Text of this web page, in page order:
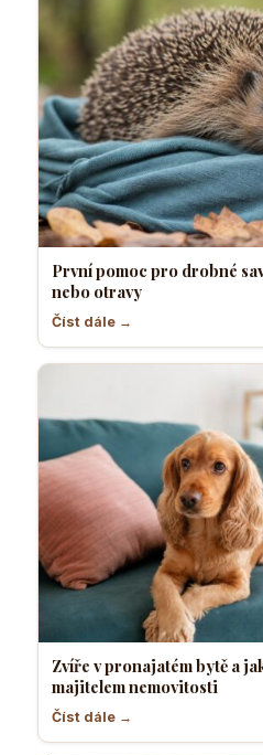
První pomoc pro drobné
nebo otravy
Číst dále →
Zvíře v pronajatém bytě a
majitelem nemovitosti
Číst dále →